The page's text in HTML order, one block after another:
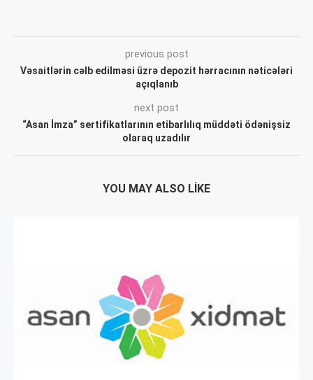
previous post
Vəsaitlərin cəlb edilməsi üzrə depozit hərracının nəticələri
açıqlanıb
next post
“Asan İmza” sertifikatlarının etibarlılıq müddəti ödənişsiz
olaraq uzadılır
YOU MAY ALSO LIKE